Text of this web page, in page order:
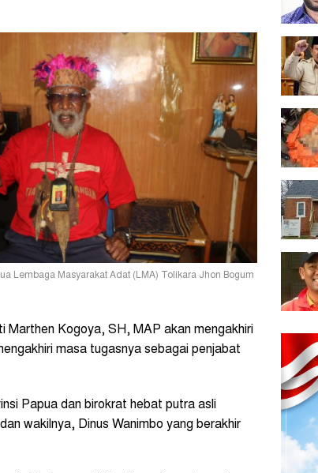
Lembaga Masyarakat Adat (LMA) Tolikara Jhon Bogum
Kogoya, SH, MAP akan mengakhiri
masa tugasnya sebagai penjabat
Papua dan birokrat hebat putra asli
wakilnya, Dinus Wanimbo yang berakhir